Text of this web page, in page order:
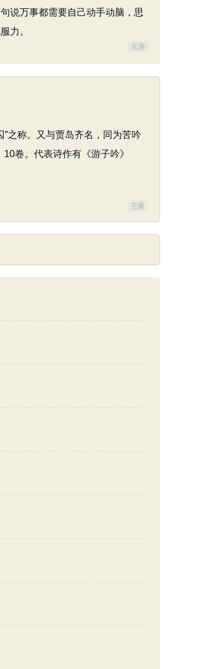
说万事都需要自己动手动脑，思
力。
完善
之称。又与贾岛齐名，同为苦吟
卷。代表诗作有《游子吟》
完善